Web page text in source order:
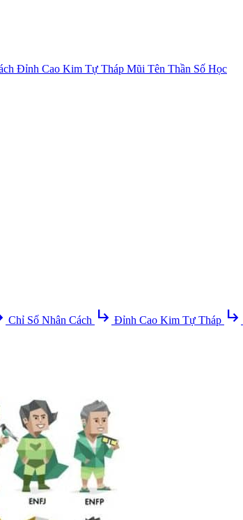
Đỉnh Cao Kim Tự Tháp Mũi Tên Thần Số Học
Chỉ Số Nhân Cách subdirectory_arrow_right Đỉnh Cao Kim Tự Tháp subdirectory_arrow_right